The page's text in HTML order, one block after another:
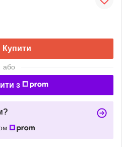
Купити
або
з